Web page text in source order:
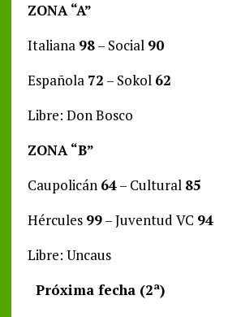
ZONA “A”
Italiana 98– Social 90
Española 72 – Sokol 62
Libre: Don Bosco
ZONA “B”
Caupolicán 64– Cultural 85
Hércules 99– Juventud VC 94
Libre: Uncaus
Próxima fecha (2ª)